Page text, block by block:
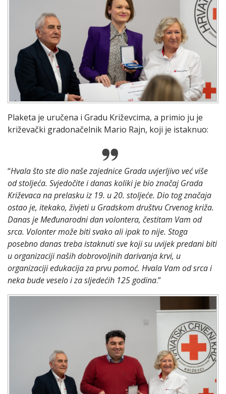
Plaketa je uručena i Gradu Križevcima, a primio ju je
križevački gradonačelnik Mario Rajn, koji je istaknuo:
“Hvala što ste dio naše zajednice Grada uvjerljivo već više
od stoljeća. Svjedočite i danas koliki je bio značaj Grada
Križevaca na prelasku iz 19. u 20. stoljeće. Dio tog značaja
ostao je, itekako, živjeti u Gradskom društvu Crvenog križa.
Danas je Međunarodni dan volontera, čestitam Vam od
srca. Volonter može biti svako ali ipak to nije. Stoga
posebno danas treba istaknuti sve koji su uvijek predani biti
u organizaciji naših dobrovoljnih darivanja krvi, u
organizaciji edukacija za prvu pomoć. Hvala Vam od srca i
neka bude veselo i za sljedećih 125 godina.”